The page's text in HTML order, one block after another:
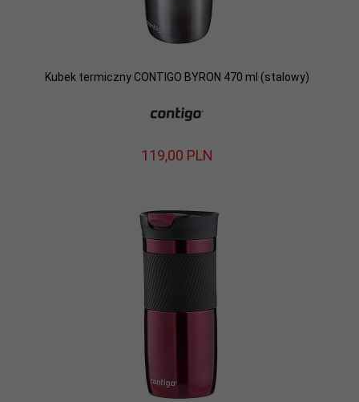
Kubek termiczny CONTIGO BYRON 470 ml (stalowy)
119,00 PLN